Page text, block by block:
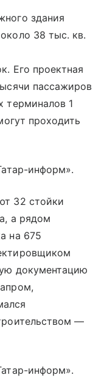
здания
38 тыс. кв.
Его проектная
пассажиров
терминалов 1
проходить
информ».
32 стойки
а рядом
на 675
документацию
—
информ».